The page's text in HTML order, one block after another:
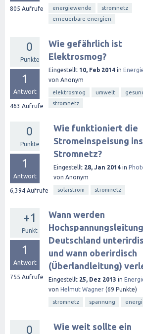
805 Aufrufe energiewende
stromnetz
erneuerbare energien
0
Punkte
1
Antwort
463 Aufrufe
Wie gefährlich ist
Elektrosmog?
Eingestellt 10, Feb 2014 in
von Anonym
elektrosmog umwelt
stromnetz
0
Punkte
1
Antwort
6,394 Aufrufe
Wie funktioniert die
Stromeinspeisung ins
Stromnetz?
Eingestellt 28, Jan 2014 in
von Anonym
solarstrom stromnetz
+1
Punkt
1
Antwort
755 Aufrufe
Wann werden
Deutschland
und wann oberirdisch
(Überlandleitung)
Eingestellt 25, Dez 2013 in
von Helmut Wagner (69 Punkte)
stromnetz spannung
0 Wie weit sollte ein